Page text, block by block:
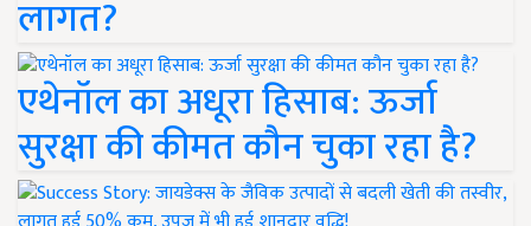
लागत?
एथेनॉल का अधूरा हिसाब: ऊर्जा
सुरक्षा की कीमत कौन चुका रहा है?